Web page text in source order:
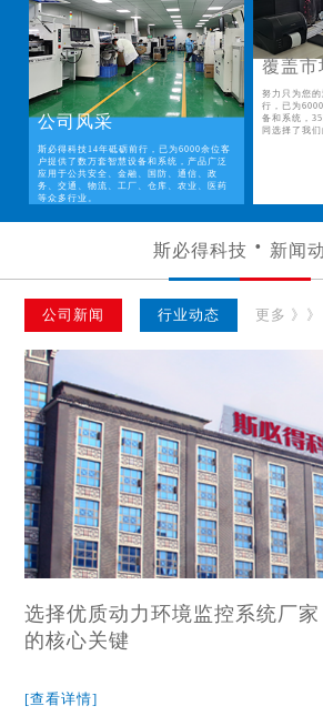
公司风采
斯必得科技14年砥砺前行，已为6000余位客
户提供了数万套智慧设备和系统，产品广泛
应用于公共安全、金融、国防、通信、政
务、交通、物流、工厂、仓库、农业、医药
等众多行业。
覆盖市
努力只为您
行，已为
备和系统，
同选择了我
斯必得科技 新闻
公司新闻 行业动态 更多 》》
选择优质动力环境监控系统厂家
的核心关键
[查看详情]